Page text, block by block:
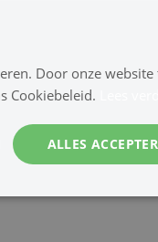
Door onze website
Cookiebeleid.
ALLES